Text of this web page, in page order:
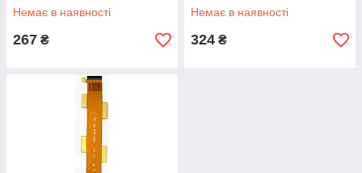
Немає в наявності
267 ₴
Немає в наявності
324 ₴